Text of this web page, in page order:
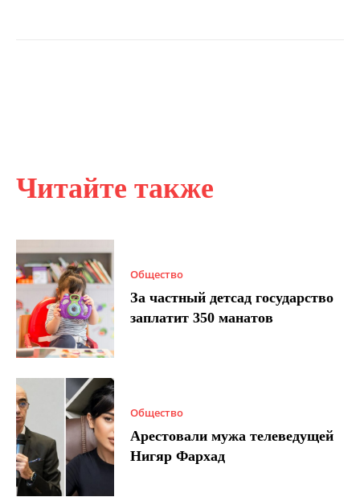
Читайте также
Общество
За частный детсад государство
заплатит 350 манатов
Общество
Арестовали мужа телеведущей
Нигяр Фархад